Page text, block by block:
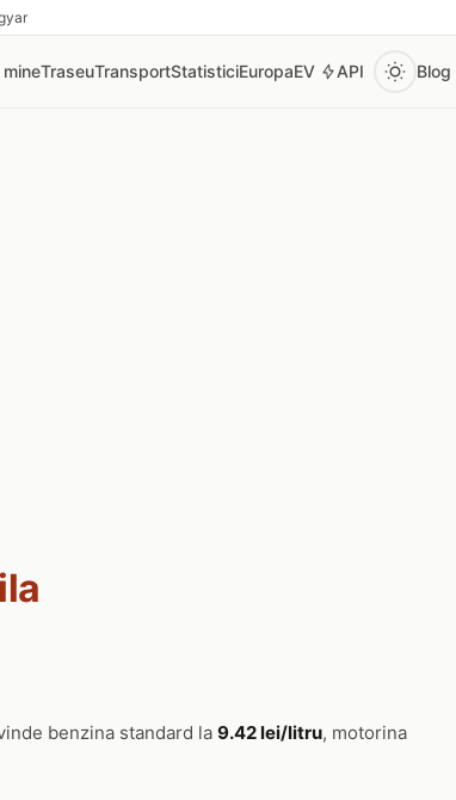
TraseuTransportStatisticiEuropaEV API Blog
benzina standard la 9.42 lei/litru, motorina